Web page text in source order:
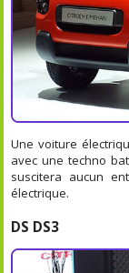
Une voiture
avec une techno
suscitera aucun
électrique.
DS DS3